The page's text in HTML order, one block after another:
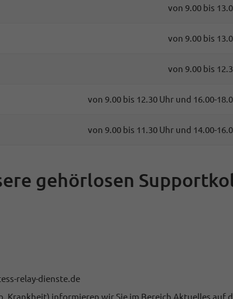
von 9.00 bis
von 9.00 bis
von 9.00 bis
von 9.00 bis 12.30 Uhr und 16.00-
von 9.00 bis 11.30 Uhr und 14.00-
gehörlosen
relay-dienste.de
Krankheit) informieren wir Sie im Bereich Aktuelles auf